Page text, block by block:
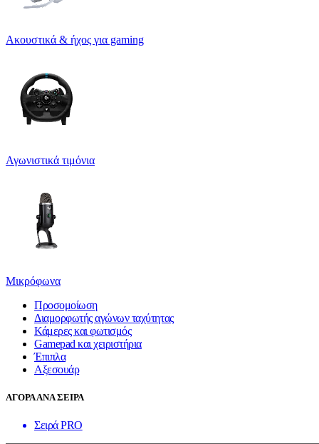
Ακουστικά & ήχος για gaming
Αγωνιστικά τιμόνια
Μικρόφωνα
Προσομοίωση
Διαμορφωτής αγώνων ταχύτητας
Κάμερες και φωτισμός
Gamepad και χειριστήρια
Έπιπλα
Αξεσουάρ
ΑΓΟΡΑ ΑΝΑ ΣΕΙΡΑ
Σειρά PRO